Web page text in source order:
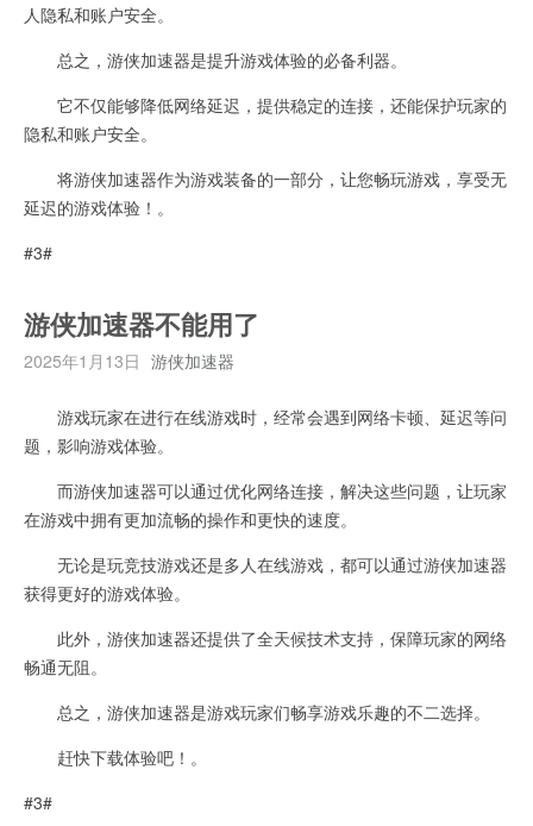
人隐私和账户安全。
总之，游侠加速器是提升游戏体验的必备利器。
它不仅能够降低网络延迟，提供稳定的连接，还能保护玩家的
隐私和账户安全。
将游侠加速器作为游戏装备的一部分，让您畅玩游戏，享受无
延迟的游戏体验！。
#3#
游侠加速器不能用了
2025年1月13日 游侠加速器
游戏玩家在进行在线游戏时，经常会遇到网络卡顿、延迟等问
题，影响游戏体验。
而游侠加速器可以通过优化网络连接，解决这些问题，让玩家
在游戏中拥有更加流畅的操作和更快的速度。
无论是玩竞技游戏还是多人在线游戏，都可以通过游侠加速器
获得更好的游戏体验。
此外，游侠加速器还提供了全天候技术支持，保障玩家的网络
畅通无阻。
总之，游侠加速器是游戏玩家们畅享游戏乐趣的不二选择。
赶快下载体验吧！。
#3#